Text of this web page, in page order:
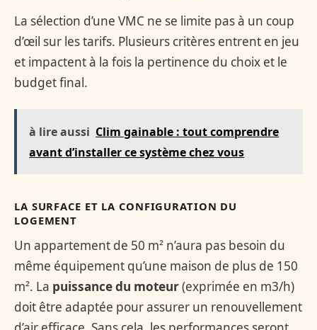
La sélection d’une VMC ne se limite pas à un coup
d’œil sur les tarifs. Plusieurs critères entrent en jeu
et impactent à la fois la pertinence du choix et le
budget final.
à lire aussi Clim gainable : tout comprendre
avant d’installer ce système chez vous
LA SURFACE ET LA CONFIGURATION DU
LOGEMENT
Un appartement de 50 m² n’aura pas besoin du
même équipement qu’une maison de plus de 150
m². La puissance du moteur(exprimée en m3/h)
doit être adaptée pour assurer un renouvellement